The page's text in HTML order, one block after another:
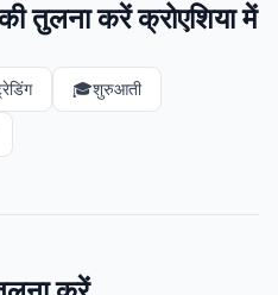
तुलना करें क्रोएशिया में
🎓शुरुआती